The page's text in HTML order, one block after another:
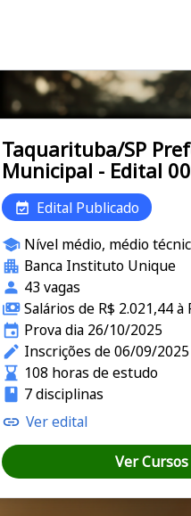
Taquarituba/SP
Municipal - Edital
Edital Publicado
Nível médio, médio
Banca Instituto Unique
43 vagas
Salários de R$ 2.021,44 à
Prova dia 26/10/2025
Inscrições de 06/09/
108 horas de estudo
7 disciplinas
Ver edital
Ver Cursos